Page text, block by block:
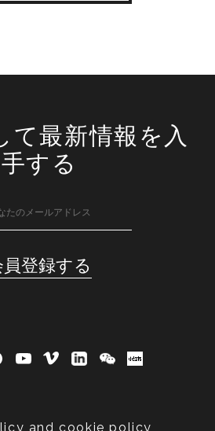
て最新情報を入
手する
and cookie policy